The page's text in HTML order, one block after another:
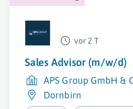
vor 2 T
Sales Advisor (m/w/d)
APS Group GmbH &
Dornbirn